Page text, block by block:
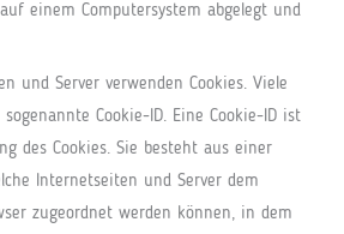
einem Computersystem abgelegt und
und Server verwenden Cookies. Viele
Cookie-ID. Eine Cookie-ID ist
des Cookies. Sie besteht aus einer
Internetseiten und Server dem
zugeordnet werden können, in dem